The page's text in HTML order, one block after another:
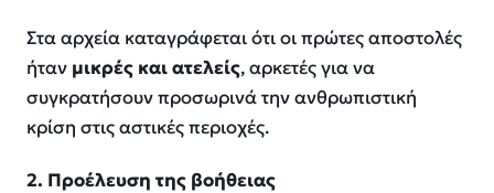
Στα αρχεία καταγράφεται ότι οι πρώτες αποστολές
ήταν μικρές και ατελείς, αρκετές για να
συγκρατήσουν προσωρινά την ανθρωπιστική
κρίση στις αστικές περιοχές.
2. Προέλευση της βοήθειας